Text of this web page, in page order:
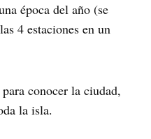
época del año (se
4 estaciones en un
conocer la ciudad,
la isla.